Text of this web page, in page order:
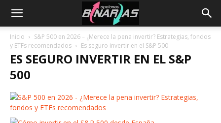
Inicio
S&P 500 en 2026 – ¿Merece la pena invertir? Estrategias, fondos
y ETFs recomendados
Es seguro invertir en el S&P 500
ES SEGURO INVERTIR EN EL S&P
500